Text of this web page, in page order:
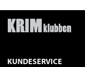
KUNDESERVICE